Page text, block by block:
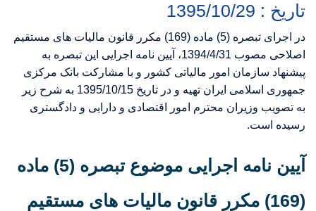
تاریخ : 1395/10/29
در اجرای تبصره (5) ماده (169) مکرر قانون مالیات های مستقیم
اصلاحی مصوب 1394/4/31، آیین نامه اجرایی این تبصره به
پیشنهاد سازمان امور مالیاتی کشور و با مشارکت بانک مرکزی
جمهوری اسلامی ایران تهیه و در تاریخ 1395/10/15 به شرح زیر
به تصویب وزیران محترم امور اقتصادی و دارایی و دادگستری
رسیده است.
آیین نامه اجرایی موضوع تبصره (5) ماده
(169) مکرر قانون مالیات های مستقیم